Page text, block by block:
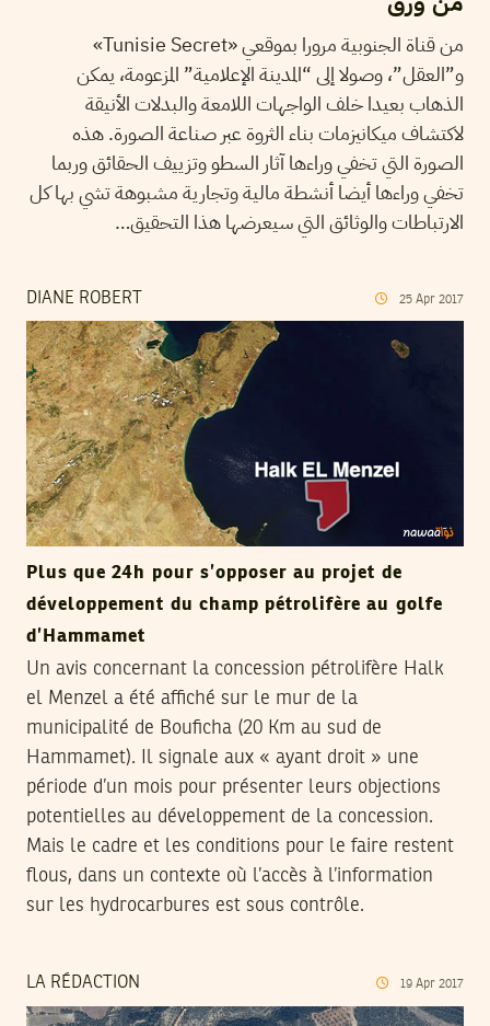
من قناة الجنوبية مرورا بموقعي «Tunisie Secret»
و”العقل”، وصولا إلى “المدينة الإعلامية” المزعومة، يمكن
الذهاب بعيدا خلف الواجهات اللامعة والبدلات الأنيقة
لاكتشاف ميكانيزمات بناء الثروة عبر صناعة الصورة. هذه
الصورة التي تخفي وراءها آثار السطو وتزييف الحقائق وربما
تخفي وراءها أيضا أنشطة مالية وتجارية مشبوهة تشي بها كل
الارتباطات والوثائق التي سيعرضها هذا التحقيق…
DIANE ROBERT 25 Apr 2017
Plus que 24h pour s’opposer au projet de
développement du champ pétrolifère au golfe
d’Hammamet
Un avis concernant la concession pétrolifère Halk
el Menzel a été affiché sur le mur de la
municipalité de Bouficha (20 Km au sud de
Hammamet). Il signale aux « ayant droit » une
période d’un mois pour présenter leurs objections
potentielles au développement de la concession.
Mais le cadre et les conditions pour le faire restent
flous, dans un contexte où l’accès à l’information
sur les hydrocarbures est sous contrôle.
LA RÉDACTION 19 Apr 2017